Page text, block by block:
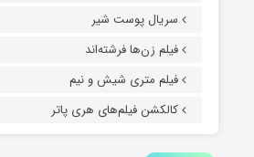
سریال پوست شیر
فیلم زن‌ها فرشته‌اند
فیلم متری شیش و نیم
کالکشن فیلم‌های هری پاتر